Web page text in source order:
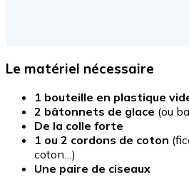
Le matériel nécessaire
1 bouteille en plastique
2 bâtonnets de glace (ou
De la colle forte
1 ou 2 cordons de coton
coton…)
Une paire de ciseaux